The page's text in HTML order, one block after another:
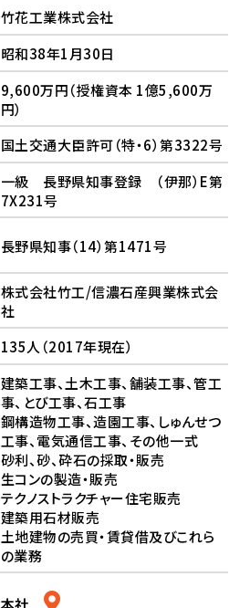
竹花工業株式会社
昭和38年1月30日
9,600万円（授権資本 1億5,600万
円）
国土交通大臣許可（特・6）第3322号
一級 長野県知事登録 （伊那）E第
7X231号
長野県知事（14）第1471号
株式会社竹工/信濃石産興業株式会
社
135人（2017年現在）
建築工事、土木工事、舗装工事、管工
事、とび工事、石工事
鋼構造物工事、造園工事、しゅんせつ
工事、電気通信工事、その他一式
砂利、砂、砕石の採取・販売
生コンの製造・販売
テクノストラクチャー住宅販売
建築用石材販売
土地建物の売買・賃貸借及びこれら
の業務
本社